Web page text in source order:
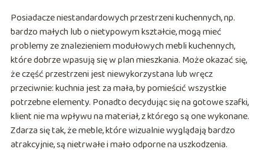
Posiadacze niestandardowych przestrzeni kuchennych, np.
bardzo małych lub o nietypowym kształcie, mogą mieć
problemy ze znalezieniem modułowych mebli kuchennych,
które dobrze wpasują się w plan mieszkania. Może okazać się,
że część przestrzeni jest niewykorzystana lub wręcz
przeciwnie: kuchnia jest za mała, by pomieścić wszystkie
potrzebne elementy. Ponadto decydując się na gotowe szafki,
klient nie ma wpływu na materiał, z którego są one wykonane.
Zdarza się tak, że meble, które wizualnie wyglądają bardzo
atrakcyjnie, są nietrwałe i mało odporne na uszkodzenia.